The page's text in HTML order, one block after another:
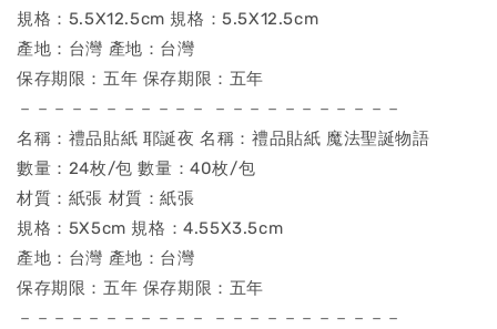
規格：5.5X12.5cm 規格：5.5X12.5cm
產地：台灣 產地：台灣
保存期限：五年 保存期限：五年
－－－－－－－－－－－ －－－－－－－－－－－
名稱：禮品貼紙 耶誕夜 名稱：禮品貼紙 魔法聖誕物語
數量：24枚/包 數量：40枚/包
材質：紙張 材質：紙張
規格：5X5cm 規格：4.55X3.5cm
產地：台灣 產地：台灣
保存期限：五年 保存期限：五年
－－－－－－－－－－－ －－－－－－－－－－－